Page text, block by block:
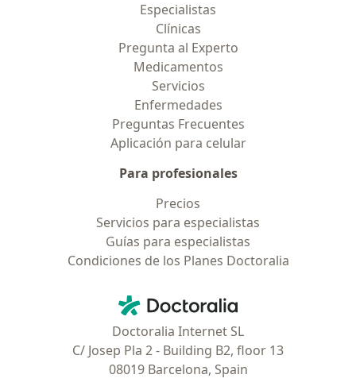
Especialistas
Clínicas
Pregunta al Experto
Medicamentos
Servicios
Enfermedades
Preguntas Frecuentes
Aplicación para celular
Para profesionales
Precios
Servicios para especialistas
Guías para especialistas
Condiciones de los Planes Doctoralia
Doctoralia - Página de inicio
Doctoralia Internet SL
C/ Josep Pla 2 - Building B2, floor 13
08019 Barcelona, Spain